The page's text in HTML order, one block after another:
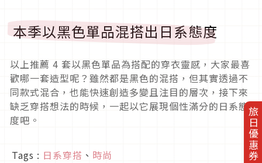
旅日優惠券
本季以黑色單品混搭出日系態度
以上推薦 4 套以黑色單品為搭配的穿衣靈感，大家最喜
歡哪一套造型呢？雖然都是黑色的混搭，但其實透過不
同款式混合，也能快速創造多變且注目的層次，接下來
缺乏穿搭想法的時候，一起以它展現個性滿分的日系態
度吧。
Tags : 日系穿搭 、 時尚